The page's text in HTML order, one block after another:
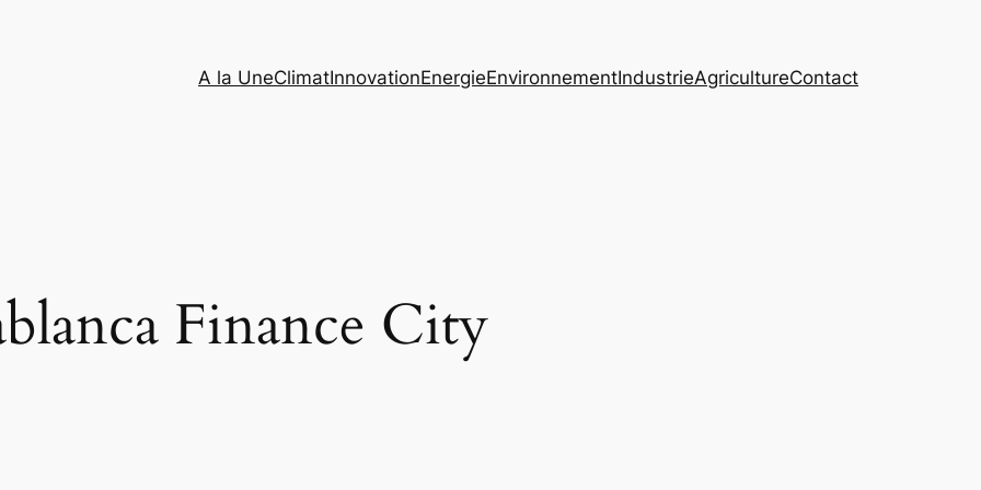
A la UneClimatInnovationEnergieEnvironnementIndustrieAgricultureContact
Finance City